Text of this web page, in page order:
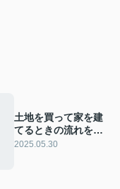
土地を買って家を建
てるときの流れを知
ろう
2025.05.30